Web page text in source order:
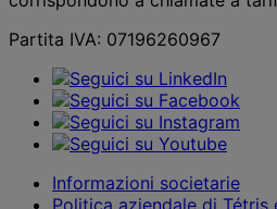
Partita IVA: 07196260967
Informazioni societarie
Politica aziendale di Tétris